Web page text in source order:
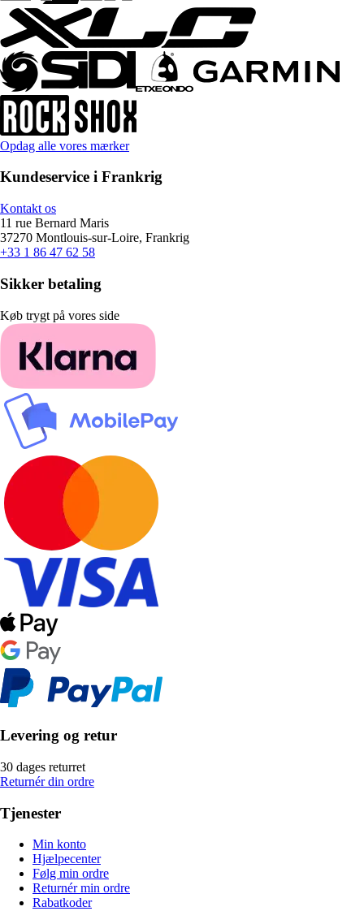
Opdag alle vores mærker
Kundeservice i Frankrig
Kontakt os
11 rue Bernard Maris
37270 Montlouis-sur-Loire, Frankrig
+33 1 86 47 62 58
Sikker betaling
Køb trygt på vores side
Levering og retur
30 dages returret
Returnér din ordre
Tjenester
Min konto
Hjælpecenter
Følg min ordre
Returnér min ordre
Rabatkoder